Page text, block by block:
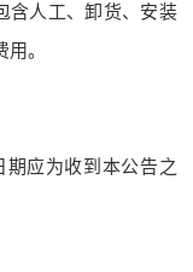
含人工、卸货、安装
。
应为收到本公告之